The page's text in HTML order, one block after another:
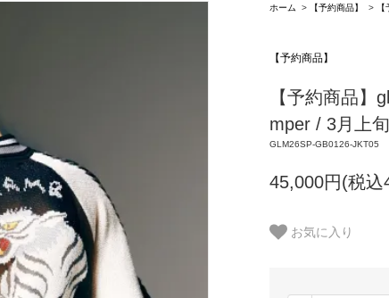
ホーム > 【予約商品】 >
【予約商品】
【予約商品】
mper / 3月上
GLM26SP-GB0126-JKT05
45,000円(税込
お気に入り